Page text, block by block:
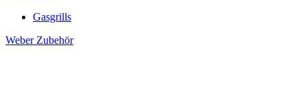
Gasgrills
Weber Zubehör